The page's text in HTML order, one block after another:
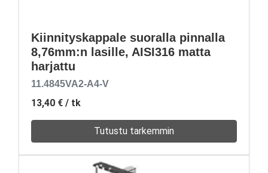
Kiinnityskappale suoralla pinnalla
8,76mm:n lasille, AISI316 matta
harjattu
11.4845VA2-A4-V
13,40 € / tk
Tutustu tarkemmin